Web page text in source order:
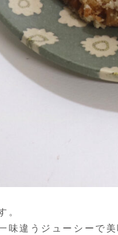
。
味違うジューシーで美